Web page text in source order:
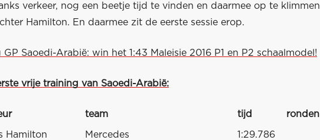
verkeer, nog een beetje tijd te vinden en daarmee op te klimmen
Hamilton. En daarmee zit de eerste sessie erop.
GP Saoedi-Arabië: win het 1:43 Maleisie 2016 P1 en P2 schaalmodel!
vrije training van Saoedi-Arabië:
team tijd ronden
Hamilton Mercedes 1:29.786